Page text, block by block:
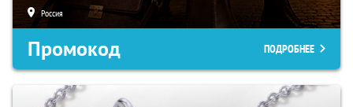
Россия
Промокод ПОДРОБНЕЕ